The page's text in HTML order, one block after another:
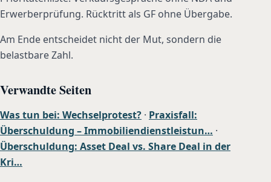
Erwerberprüfung. Rücktritt als GF ohne Übergabe.
Am Ende entscheidet nicht der Mut, sondern die
belastbare Zahl.
Verwandte Seiten
Was tun bei: Wechselprotest? · Praxisfall:
Überschuldung – Immobiliendienstleistun… ·
Überschuldung: Asset Deal vs. Share Deal in der
Kri…